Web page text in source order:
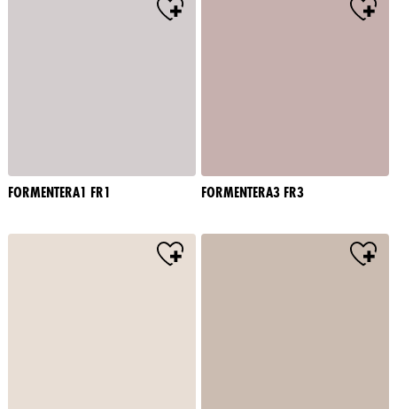
FORMENTERA1 FR1 FORMENTERA3 FR3